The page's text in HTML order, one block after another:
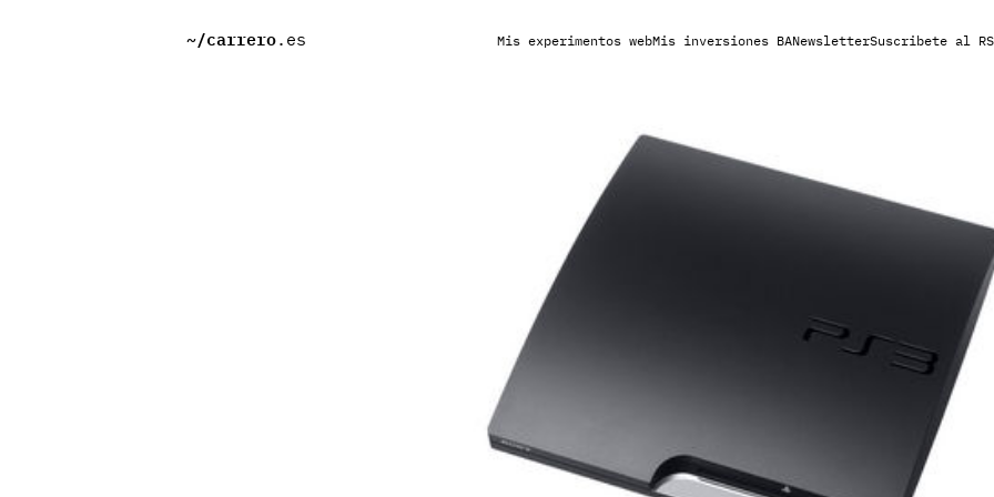
~/carrero.es Mis experimentos webMis inversiones BANewsletterSuscribete al